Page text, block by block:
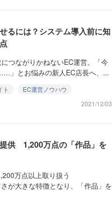
るには？システム導入前に知
つながりかねないEC運営。「今
」とお悩みの新人EC店長へ、...
ト
EC運営ノウハウ
2021/12/03
供 1,200万点の「作品」を
万点以上取り扱う
が大きな特徴となり、「作品」を